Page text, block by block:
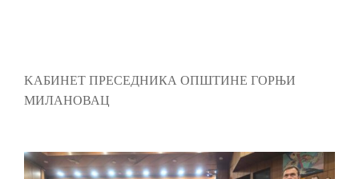
KАБИНЕТ ПРЕСЕДНИКА ОПШТИНЕ ГОРЊИ
МИЛАНОВАЦ